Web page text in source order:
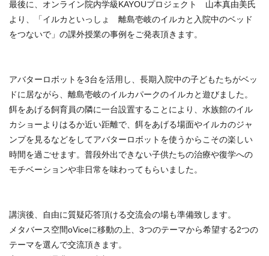
最後に、オンライン院内学級KAYOUプロジェクト 山本真由美氏
より、「イルカといっしょ 離島壱岐のイルカと入院中のベッド
をつないで」の課外授業の事例をご発表頂きます。
アバターロボットを3台を活用し、長期入院中の子どもたちがベッ
ドに居ながら、離島壱岐のイルカパークのイルカと遊びました。
餌をあげる飼育員の隣に一台設置することにより、水族館のイル
カショーよりはるか近い距離で、餌をあげる場面やイルカのジャ
ンプを見るなどをしてアバターロボットを使うからこその楽しい
時間を過ごせます。普段外出できない子供たちの治療や復学への
モチベーションや非日常を味わってもらいました。
講演後、自由に質疑応答頂ける交流会の場も準備致します。
メタバース空間oViceに移動の上、3つのテーマから希望する2つの
テーマを選んで交流頂きます。